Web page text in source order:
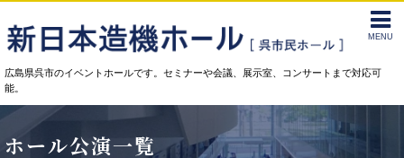
広島県呉市のイベントホールです。セミナーや会議、展示室、コンサートまで対応可
能。
ホール公演一覧
MENU